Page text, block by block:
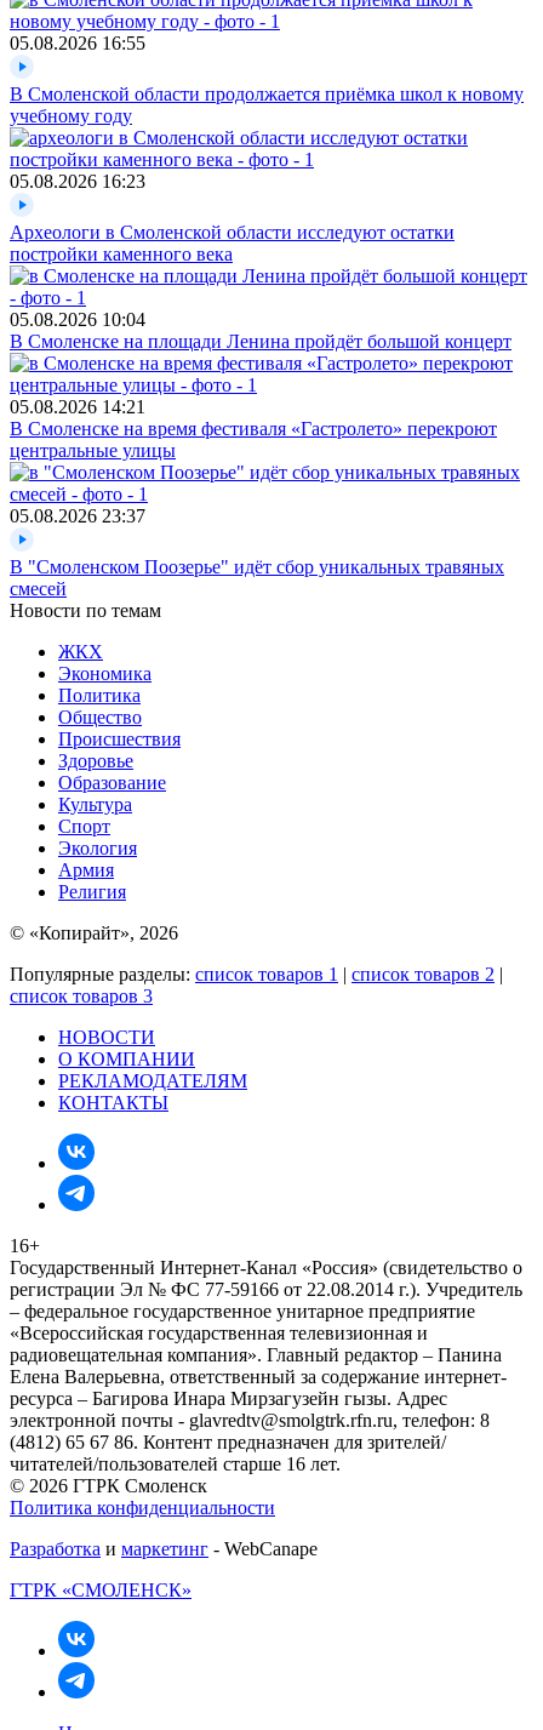
05.08.2026 16:55
В Смоленской области продолжается приёмка школ к новому
учебному году
05.08.2026 16:23
Археологи в Смоленской области исследуют остатки
постройки каменного века
05.08.2026 10:04
В Смоленске на площади Ленина пройдёт большой концерт
05.08.2026 14:21
В Смоленске на время фестиваля «Гастролето» перекроют
центральные улицы
05.08.2026 23:37
В "Смоленском Поозерье" идёт сбор уникальных травяных
смесей
Новости по темам
ЖКХ
Экономика
Политика
Общество
Происшествия
Здоровье
Образование
Культура
Спорт
Экология
Армия
Религия
© «Копирайт», 2026
Популярные разделы: список товаров 1 | список товаров 2 |
список товаров 3
НОВОСТИ
О КОМПАНИИ
РЕКЛАМОДАТЕЛЯМ
КОНТАКТЫ
16+
Государственный Интернет-Канал «Россия» (свидетельство о
регистрации Эл № ФС 77-59166 от 22.08.2014 г.). Учредитель
– федеральное государственное унитарное предприятие
«Всероссийская государственная телевизионная и
радиовещательная компания». Главный редактор – Панина
Елена Валерьевна, ответственный за содержание интернет-
ресурса – Багирова Инара Мирзагузейн гызы. Адрес
электронной почты - glavredtv@smolgtrk.rfn.ru, телефон: 8
(4812) 65 67 86. Контент предназначен для зрителей/
читателей/пользователей старше 16 лет.
© 2026 ГТРК Смоленск
Политика конфиденциальности
Разработка и маркетинг - WebCanape
ГТРК «СМОЛЕНСК»